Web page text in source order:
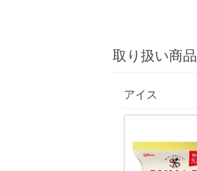
取り扱い商品
アイス